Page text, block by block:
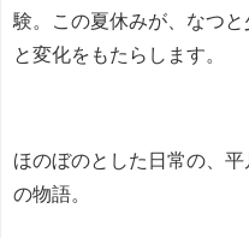
験。この夏休みが、なつ
と変化をもたらします。
ほのぼのとした日常の、
の物語。